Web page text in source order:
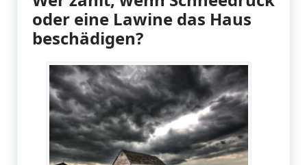
oder eine Lawine das Haus
beschädigen?